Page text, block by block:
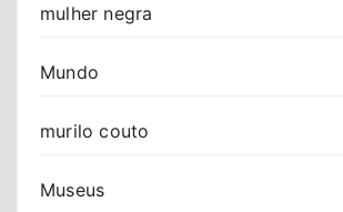
mulher negra
Mundo
murilo couto
Museus